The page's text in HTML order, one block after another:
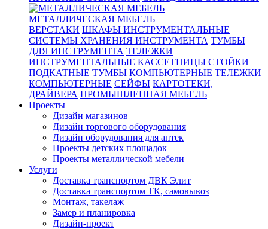
МЕТАЛЛИЧЕСКАЯ МЕБЕЛЬ
ВЕРСТАКИ ШКАФЫ ИНСТРУМЕНТАЛЬНЫЕ
СИСТЕМЫ ХРАНЕНИЯ ИНСТРУМЕНТА ТУМБЫ
ДЛЯ ИНСТРУМЕНТА ТЕЛЕЖКИ
ИНСТРУМЕНТАЛЬНЫЕ КАССЕТНИЦЫ СТОЙКИ
ПОДКАТНЫЕ ТУМБЫ КОМПЬЮТЕРНЫЕ ТЕЛЕЖКИ
КОМПЬЮТЕРНЫЕ СЕЙФЫ КАРТОТЕКИ,
ДРАЙВЕРА ПРОМЫШЛЕННАЯ МЕБЕЛЬ
Проекты
Дизайн магазинов
Дизайн торгового оборудования
Дизайн оборудования для аптек
Проекты детских площадок
Проекты металлической мебели
Услуги
Доставка транспортом ДВК Элит
Доставка транспортом ТК, самовывоз
Монтаж, такелаж
Замер и планировка
Дизайн-проект